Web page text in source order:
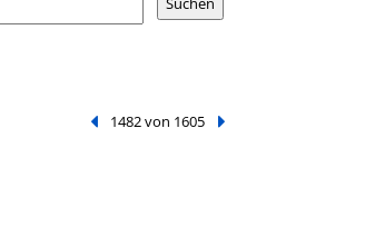
Vorheriger Treffer
1482 von 1605 Nächster Treffer